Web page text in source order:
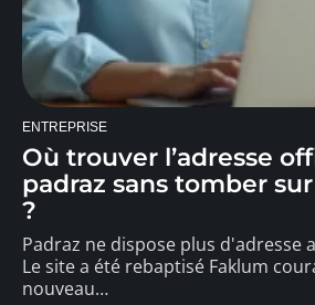
ENTREPRISE
Où trouver l’adresse
padraz sans tomber
?
Padraz ne dispose plus d'adresse
Le site a été rebaptisé Faklum
nouveau…